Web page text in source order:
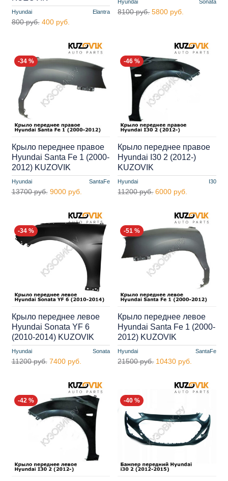
Hyundai Elantra
800 руб. 400 руб.
Hyundai Sonata
8100 руб. 5800 руб.
-34 %
Hyundai SantaFe
Крыло переднее правое
Hyundai Santa Fe 1 (2000-
2012) KUZOVIK
13700 руб. 9000 руб.
-46 %
Hyundai I30
Крыло переднее правое
Hyundai I30 2 (2012-)
KUZOVIK
11200 руб. 6000 руб.
-34 %
Hyundai Sonata
Крыло переднее левое
Hyundai Sonata YF 6
(2010-2014) KUZOVIK
11200 руб. 7400 руб.
-51 %
Hyundai SantaFe
Крыло переднее левое
Hyundai Santa Fe 1 (2000-
2012) KUZOVIK
21500 руб. 10430 руб.
-42 % -40 %